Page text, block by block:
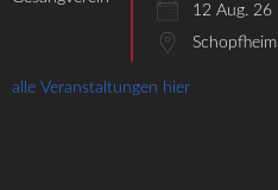
12 Aug. 26
Schopfheim
alle Veranstaltungen hier